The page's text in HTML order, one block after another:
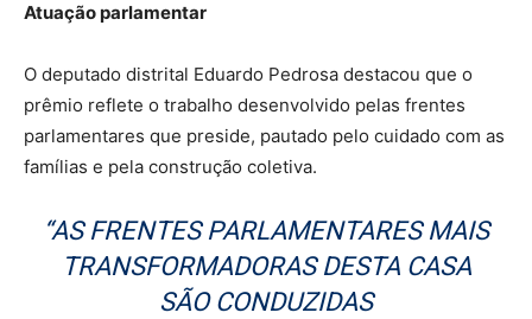
Atuação parlamentar
O deputado distrital Eduardo Pedrosa destacou que o
prêmio reflete o trabalho desenvolvido pelas frentes
parlamentares que preside, pautado pelo cuidado com as
famílias e pela construção coletiva.
“AS FRENTES PARLAMENTARES MAIS
TRANSFORMADORAS DESTA CASA
SÃO CONDUZIDAS